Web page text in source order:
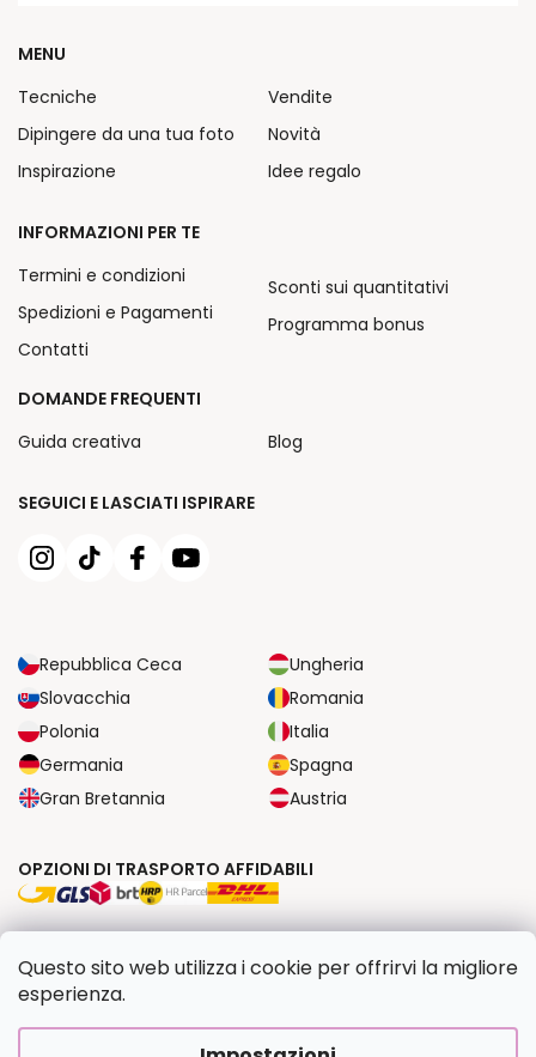
Questo sito web utilizza i cookie per offrirvi la migliore
esperienza.
SEGUICI E LASCIATI ISPIRARE
Repubblica Ceca
Ungheria
Slovacchia
Romania
Polonia
Italia
Germania
Spagna
Gran Bretannia
Austria
MENU
Tecniche
Dipingere da una tua foto
Inspirazione
Vendite
Novità
Idee regalo
INFORMAZIONI PER TE
Termini e condizioni
Spedizioni e Pagamenti
Contatti
Sconti sui quantitativi
Programma bonus
DOMANDE FREQUENTI
Guida creativa
Blog
OPZIONI DI TRASPORTO AFFIDABILI
Copyright 2026 Dipingilo.it . Tutti i diritti riservati.